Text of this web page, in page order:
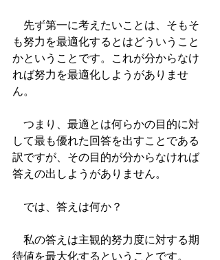
先ず第一に考えたいことは、そもそ
も努力を最適化するとはどういうこと
かということです。これが分からなけ
れば努力を最適化しようがありませ
ん。
つまり、最適とは何らかの目的に対
して最も優れた回答を出すことである
訳ですが、その目的が分からなければ
答えの出しようがありません。
では、答えは何か？
私の答えは主観的努力度に対する期
待値を最大化するということです。